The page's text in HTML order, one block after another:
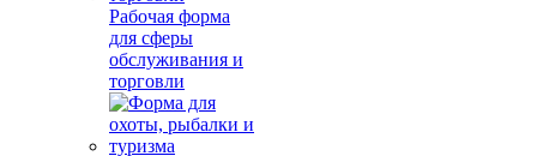
Рабочая форма
для сферы
обслуживания и
торговли